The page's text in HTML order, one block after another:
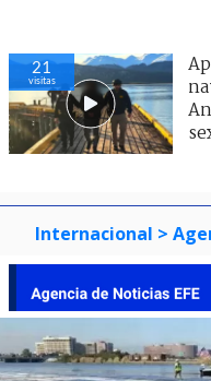
21
visitas
Internacional >